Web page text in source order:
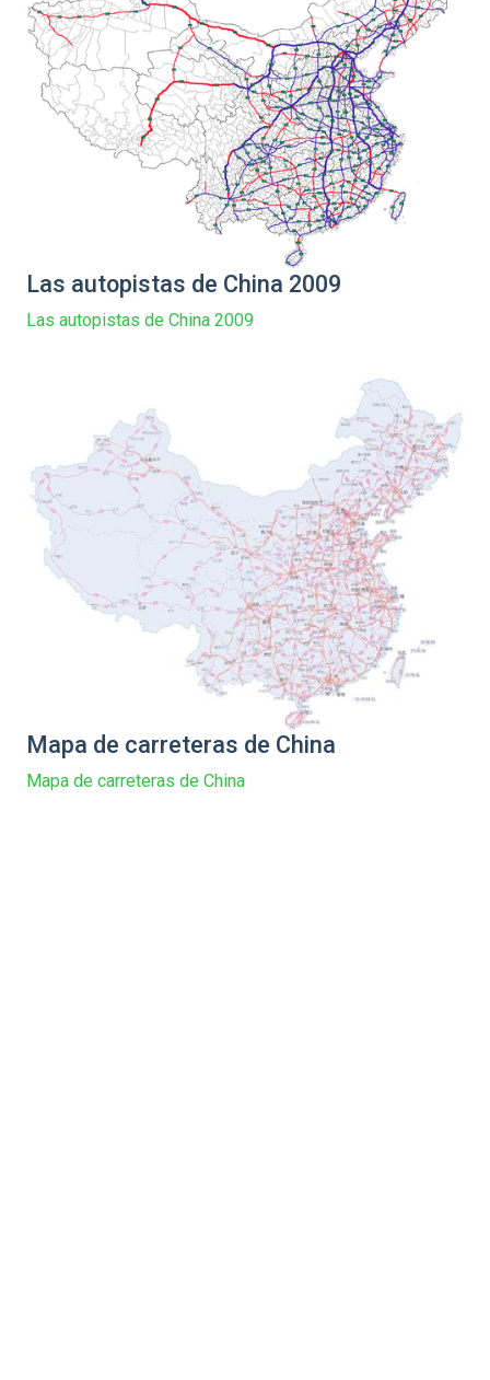
Las autopistas de China 2009
Las autopistas de China 2009
Mapa de carreteras de China
Mapa de carreteras de China